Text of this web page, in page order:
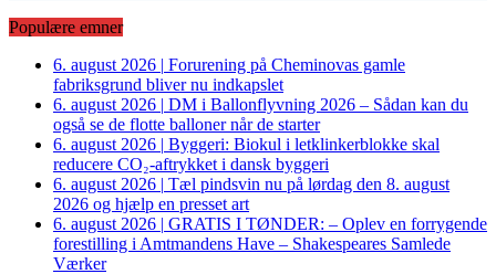
Populære emner
6. august 2026 | Forurening på Cheminovas gamle
fabriksgrund bliver nu indkapslet
6. august 2026 | DM i Ballonflyvning 2026 – Sådan kan du
også se de flotte balloner når de starter
6. august 2026 | Byggeri: Biokul i letklinkerblokke skal
reducere CO₂-aftrykket i dansk byggeri
6. august 2026 | Tæl pindsvin nu på lørdag den 8. august
2026 og hjælp en presset art
6. august 2026 | GRATIS I TØNDER: – Oplev en forrygende
forestilling i Amtmandens Have – Shakespeares Samlede
Værker